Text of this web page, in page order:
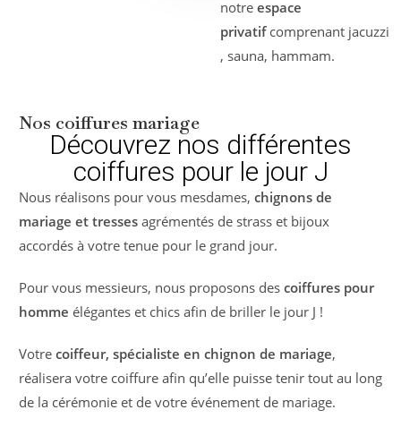
notreespace
privatifcomprenant jacuzzi
, sauna, hammam.
Nos coiffures mariage
Découvrez nos différentes
coiffures pour le jour J
Nous réalisons pour vous mesdames, chignons de
mariage et tresses agrémentés de strass et bijoux
accordés à votre tenue pour le grand jour.
Pour vous messieurs, nous proposons des coiffures pour
homme élégantes et chics afin de briller le jour J !
Votre coiffeur, spécialiste en chignon de mariage,
réalisera votre coiffure afin qu’elle puisse tenir tout au long
de la cérémonie et de votre événement de mariage.